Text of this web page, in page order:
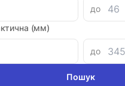
до
(мм)
до
Код товара: 47895
Артикул: SK4151372640
Виробник: M+S
Доставка 1-2 дні
-